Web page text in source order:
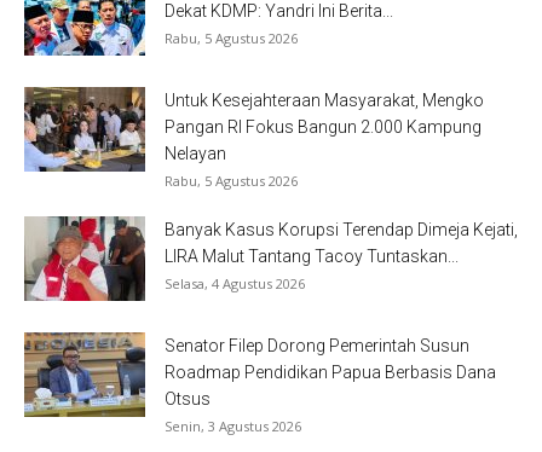
Dekat KDMP: Yandri Ini Berita...
Rabu, 5 Agustus 2026
Untuk Kesejahteraan Masyarakat, Mengko
Pangan RI Fokus Bangun 2.000 Kampung
Nelayan
Rabu, 5 Agustus 2026
Banyak Kasus Korupsi Terendap Dimeja Kejati,
LIRA Malut Tantang Tacoy Tuntaskan...
Selasa, 4 Agustus 2026
Senator Filep Dorong Pemerintah Susun
Roadmap Pendidikan Papua Berbasis Dana
Otsus
Senin, 3 Agustus 2026